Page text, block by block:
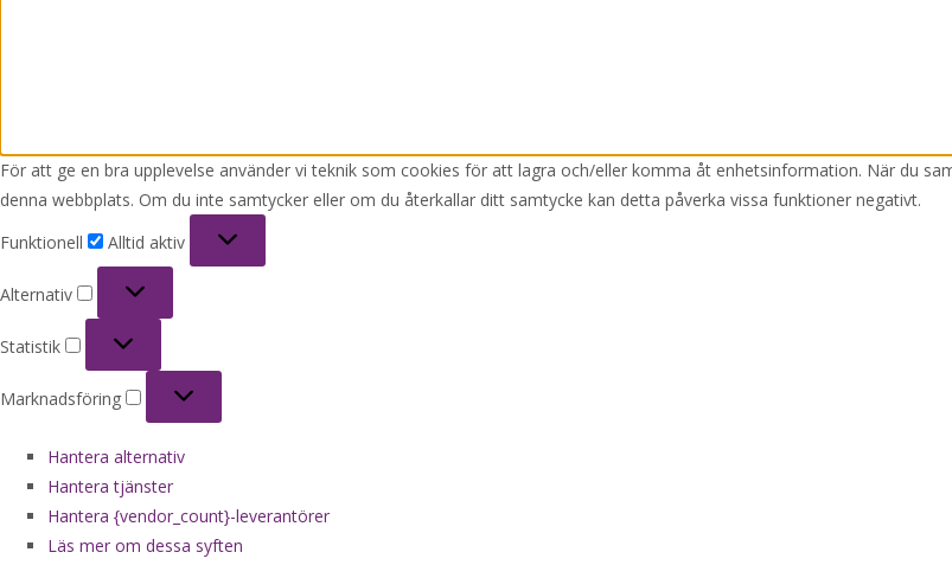
För att ge en bra upplevelse använder vi teknik som cookies för att lagra och/eller komma åt enhetsinformation. När du
denna webbplats. Om du inte samtycker eller om du återkallar ditt samtycke kan detta påverka vissa funktioner negativt.
Funktionell
Alltid aktiv
Alternativ
Statistik
Marknadsföring
Hantera alternativ
Hantera tjänster
Hantera {vendor_count}-leverantörer
Läs mer om dessa syften